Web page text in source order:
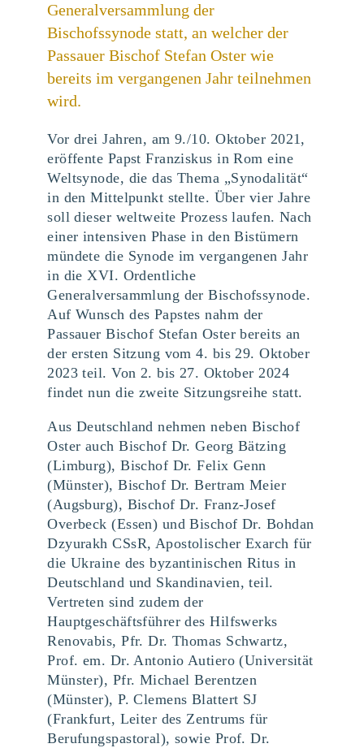
Generalversammlung der
Bischofssynode statt, an welcher der
Passauer Bischof Stefan Oster wie
bereits im vergangenen Jahr teilnehmen
wird.
Vor drei Jahren, am 9./10. Oktober 2021,
eröffente Papst Franziskus in Rom eine
Weltsynode, die das Thema „Synodalität“
in den Mittelpunkt stellte. Über vier Jahre
soll dieser weltweite Prozess laufen. Nach
einer intensiven Phase in den Bistümern
mündete die Synode im vergangenen Jahr
in die XVI. Ordentliche
Generalversammlung der Bischofssynode.
Auf Wunsch des Papstes nahm der
Passauer Bischof Stefan Oster bereits an
der ersten Sitzung vom 4. bis 29. Oktober
2023 teil. Von 2. bis 27. Oktober 2024
findet nun die zweite Sitzungsreihe statt.
Aus Deutschland nehmen neben Bischof
Oster auch Bischof Dr. Georg Bätzing
(Limburg), Bischof Dr. Felix Genn
(Münster), Bischof Dr. Bertram Meier
(Augsburg), Bischof Dr. Franz-Josef
Overbeck (Essen) und Bischof Dr. Bohdan
Dzyurakh CSsR, Apostolischer Exarch für
die Ukraine des byzantinischen Ritus in
Deutschland und Skandinavien, teil.
Vertreten sind zudem der
Hauptgeschäftsführer des Hilfswerks
Renovabis, Pfr. Dr. Thomas Schwartz,
Prof. em. Dr. Antonio Autiero (Universität
Münster), Pfr. Michael Berentzen
(Münster), P. Clemens Blattert SJ
(Frankfurt, Leiter des Zentrums für
Berufungspastoral), sowie Prof. Dr.